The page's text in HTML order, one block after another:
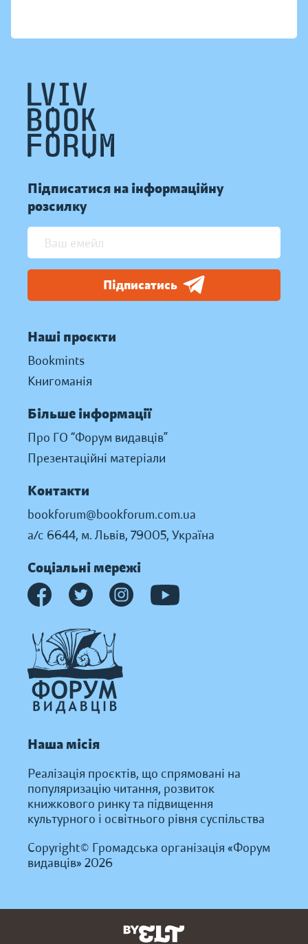
Підписатися на інформаційну
розсилку
Підписатись
Наші проєкти
Bookmints
Книгоманія
Більше інформації
Про ГО “Форум видавців”
Презентаційні матеріали
Контакти
bookforum@bookforum.com.ua
а/с 6644, м. Львів, 79005, Україна
Соціальні мережі
Наша місія
Реалізація проєктів, що спрямовані на
популяризацію читання, розвиток
книжкового ринку та підвищення
культурного і освітнього рівня суспільства
Copyright© Громадська організація «Форум
видавців» 2026